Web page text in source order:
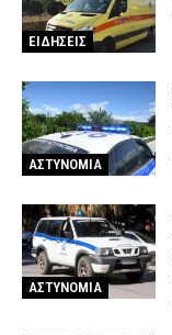
ΕΙΔΗΣΕΙΣ
ΑΣΤΥΝΟΜΙΑ
ΑΣΤΥΝΟΜΙΑ